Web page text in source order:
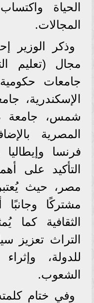
الحياة
المجالات.
وذكر الوزير
مجال (تعليم
جامعات
الإسكندرية،
شمس، جامعة
المصرية
فرنسا
التأكيد على
مصر، حيث
مشتركًا وجانبًا
الثقافية كما
التراث تعزيز
للدولة،
الشعوب.
وفي ختام